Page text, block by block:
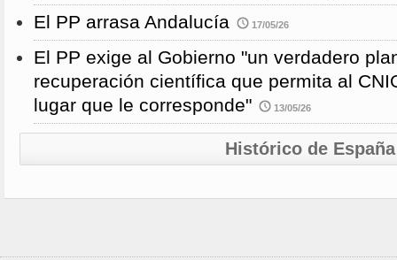
El PP arrasa Andalucía
17/05/26
El PP exige al Gobierno "un verdadero
recuperación científica que permita al
lugar que le corresponde"
13/05/26
Histórico de España